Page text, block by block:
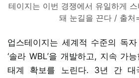
테이지는 이번 경쟁에서 유일하게
돼 눈길을 끈다 / 출처
업스테이지는 세계적 수준의 독
‘솔라 WBL’을 개발하고, 지속 가
태계 확보를 노린다. 3년 간 대